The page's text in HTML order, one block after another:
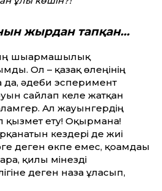
жырдан тапқан…
шығармашылық
Ол – қазақ өлеңінің
да, әдеби эсперимент
сайлап келе жатқан
Ал жауынгердің
қызмет ету! Оқырманға!
кездері де жиі
деген өкпе емес, қоғамдағы
қилы мінезді
деген назға ұласып,